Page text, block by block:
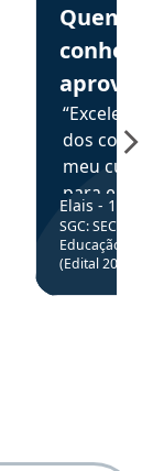
Quem
aprova
dos
meu
para
colocar
através
de
Elais - 15/
SGC: SEC BA
Educação
(Edital